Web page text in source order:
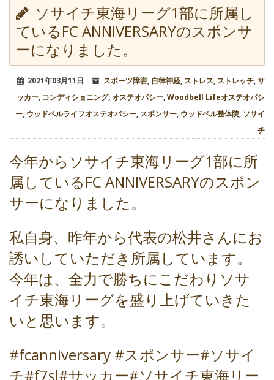
ソサイチ東海リーグ1部に所属し
ているFC ANNIVERSARYのスポンサ
ーになりました。
2021年03月11日 スポーツ障害, 自律神経, ストレス, ストレッチ,サ
ッカー, コンディショニング,オステオパシー,Woodbell Lifeオステオパシ
ー, ウッドベルライフオステオパシー, スポンサー, ウッドベル整体院, ソサイ
チ
今年からソサイチ東海リーグ1部に所
属しているFC ANNIVERSARYのスポン
サーになりました。
私自身、昨年から代表の松井さんにお
誘いしていただき所属しています。
今年は、全力で勝ちにこだわりソサ
イチ東海リーグを盛り上げていきた
いと思います。
#fcanniversary #スポンサー#ソサイ
チ#f7sl#サッカー#ソサイチ東海リー